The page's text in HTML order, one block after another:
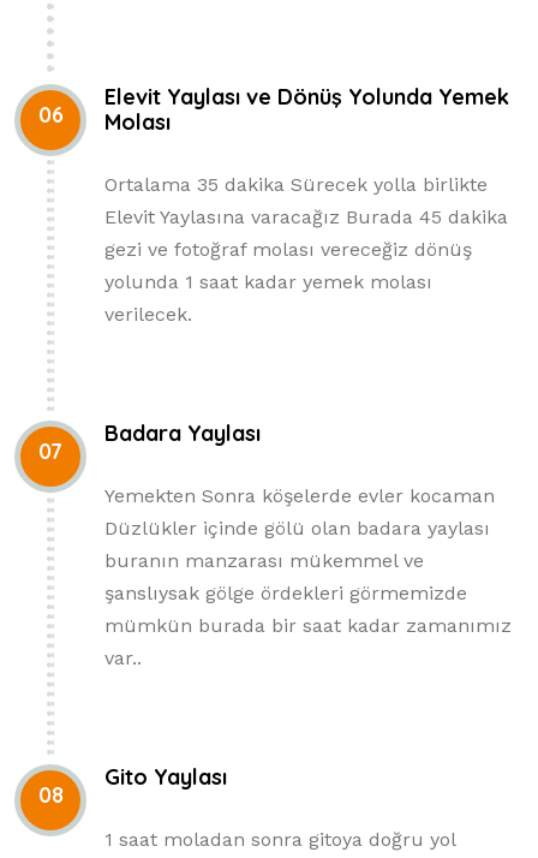
06
Elevit Yaylası ve Dönüş Yolunda Yemek
Molası
Ortalama 35 dakika Sürecek yolla birlikte
Elevit Yaylasına varacağız Burada 45 dakika
gezi ve fotoğraf molası vereceğiz dönüş
yolunda 1 saat kadar yemek molası
verilecek.
07
Badara Yaylası
Yemekten Sonra köşelerde evler kocaman
Düzlükler içinde gölü olan badara yaylası
buranın manzarası mükemmel ve
şanslıysak gölge ördekleri görmemizde
mümkün burada bir saat kadar zamanımız
var..
08
Gito Yaylası
1 saat moladan sonra gitoya doğru yol